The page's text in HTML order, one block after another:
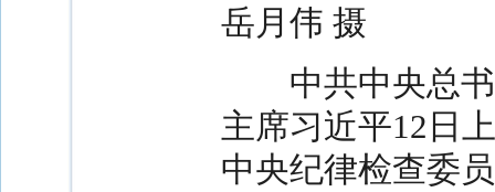
岳月伟 摄
中共中央总书
主席习近平12日
中央纪律检查委